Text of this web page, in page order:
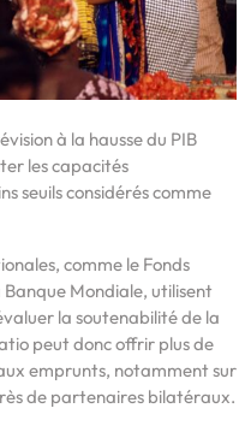
à la hausse du PIB
les capacités
seuils considérés comme
comme le Fonds
Mondiale, utilisent
la soutenabilité de la
peut donc offrir plus de
emprunts, notamment sur
de partenaires bilatéraux.